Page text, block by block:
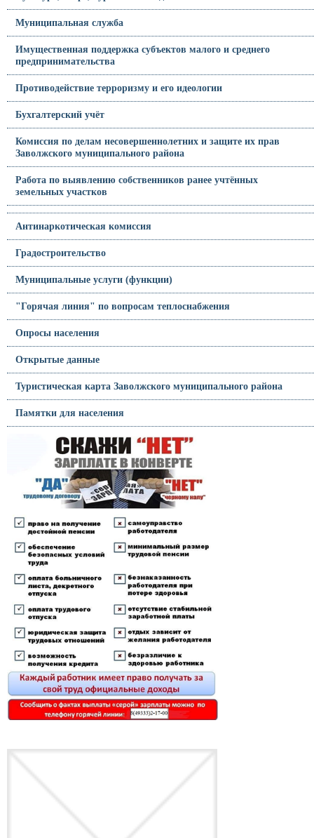
Муниципальная служба
Имущественная поддержка субъектов малого и среднего
предпринимательства
Противодействие терроризму и его идеологии
Бухгалтерский учёт
Комиссия по делам несовершеннолетних и защите их прав
Заволжского муниципального района
Работа по выявлению собственников ранее учтённых
земельных участков
Антинаркотическая комиссия
Градостроительство
Муниципальные услуги (функции)
"Горячая линия" по вопросам теплоснабжения
Опросы населения
Открытые данные
Туристическая карта Заволжского муниципального района
Памятки для населения